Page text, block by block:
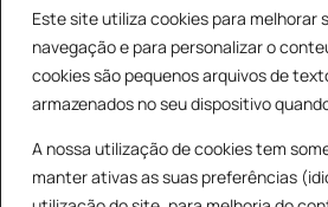
Este site utiliza cookies para melhorar
navegação e para personalizar o
cookies são pequenos arquivos de
armazenados no seu dispositivo
A nossa utilização de cookies tem
manter ativas as suas preferências